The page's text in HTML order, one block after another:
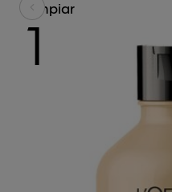
Limpiar
1